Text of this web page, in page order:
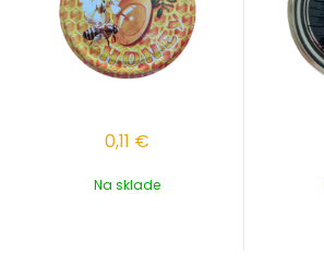
0,11 €
Na sklade